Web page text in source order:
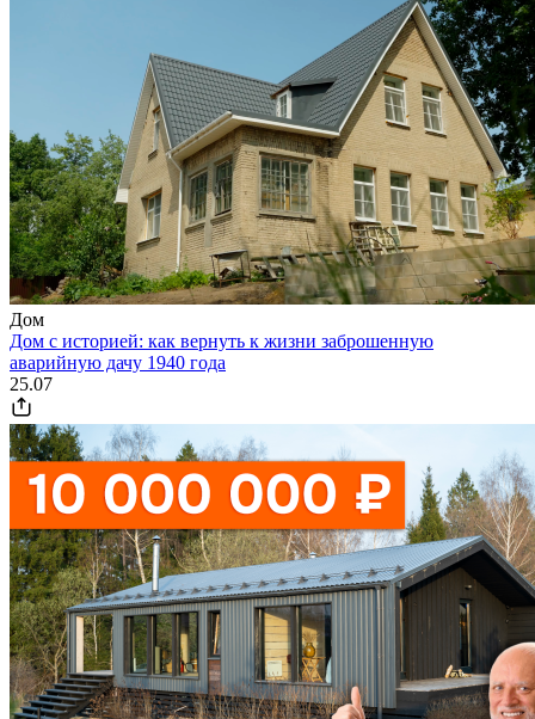
Дом
Дом с историей: как вернуть к жизни заброшенную
аварийную дачу 1940 года
25.07